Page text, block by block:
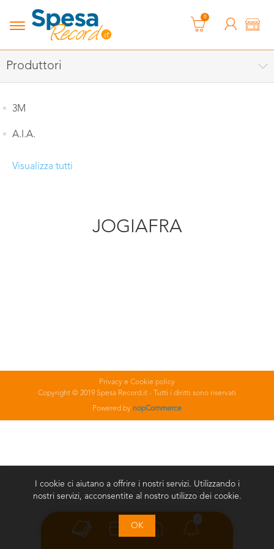
0
Produttori
3M
A.I.A.
Visualizza tutti
JOGIAFRA
Privacy e Cookie policy
Copyright © 2019 Spesa Record.it - Tutti i diritti sono riservati
Powered by nopCommerce
I cookie ci aiutano a offrire i nostri servizi. Utilizzando i
nostri servizi, acconsentite al nostro utilizzo dei cookie.
OK